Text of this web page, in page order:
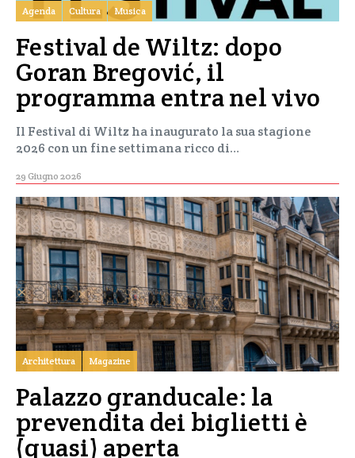
Agenda Cultura Musica
Festival de Wiltz: dopo
Goran Bregović, il
programma entra nel vivo
Il Festival di Wiltz ha inaugurato la sua stagione
2026 con un fine settimana ricco di…
29 Giugno 2026
Architettura Magazine
Palazzo granducale: la
prevendita dei biglietti è
(quasi) aperta